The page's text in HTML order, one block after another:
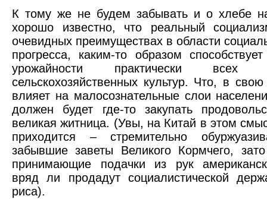
К тому же не будем забывать и о хлебе
хорошо известно, что реальный
очевидных преимуществах в области
прогресса, каким-то образом
урожайности практически всех
сельскохозяйственных культур. Что, в
влияет на малосознательные слои
должен будет где-то закупать
великая житница. (Увы, на Китай в этом
приходится – стремительно
забывшие заветы Великого Кормчего,
принимающие подачки из рук
вряд ли продадут социалистической
риса).